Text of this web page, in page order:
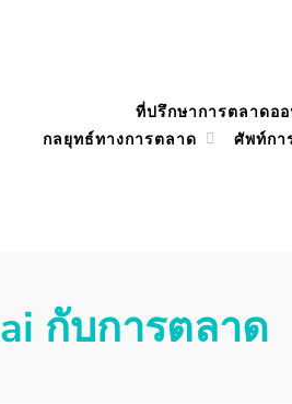
ที่ปรึกษาการตลาดอ
กลยุทธ์ทางการตลาด
ศัพท์กา
ai กับการตลาด